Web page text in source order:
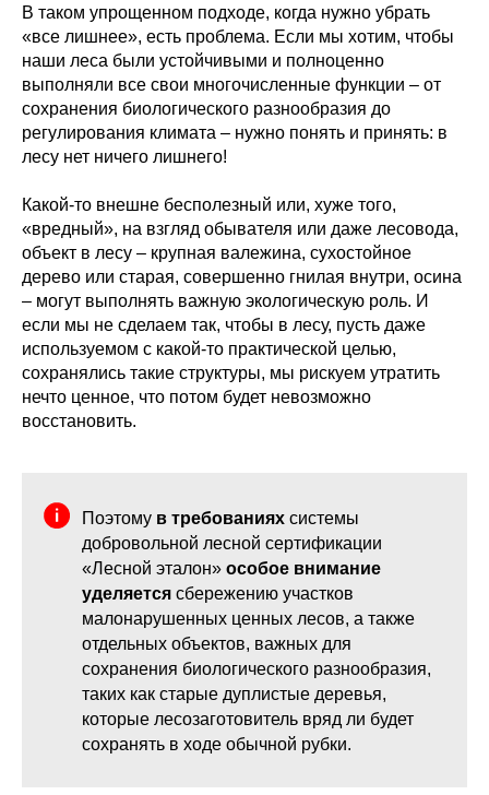
В таком упрощенном подходе, когда нужно убрать
«все лишнее», есть проблема. Если мы хотим, чтобы
наши леса были устойчивыми и полноценно
выполняли все свои многочисленные функции – от
сохранения биологического разнообразия до
регулирования климата – нужно понять и принять: в
лесу нет ничего лишнего!
Какой-то внешне бесполезный или, хуже того,
«вредный», на взгляд обывателя или даже лесовода,
объект в лесу – крупная валежина, сухостойное
дерево или старая, совершенно гнилая внутри, осина
– могут выполнять важную экологическую роль. И
если мы не сделаем так, чтобы в лесу, пусть даже
используемом с какой-то практической целью,
сохранялись такие структуры, мы рискуем утратить
нечто ценное, что потом будет невозможно
восстановить.
Поэтому в требованиях системы
добровольной лесной сертификации
«Лесной эталон» особое внимание
уделяется сбережению участков
малонарушенных ценных лесов, а также
отдельных объектов, важных для
сохранения биологического разнообразия,
таких как старые дуплистые деревья,
которые лесозаготовитель вряд ли будет
сохранять в ходе обычной рубки.